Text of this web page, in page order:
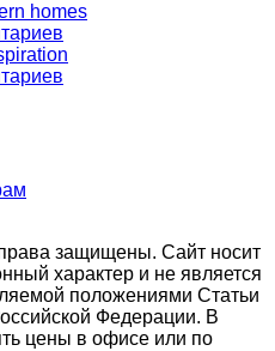
homes
защищены. Сайт носит
характер и не является
положениями Статьи
Федерации. В
цены в офисе или по